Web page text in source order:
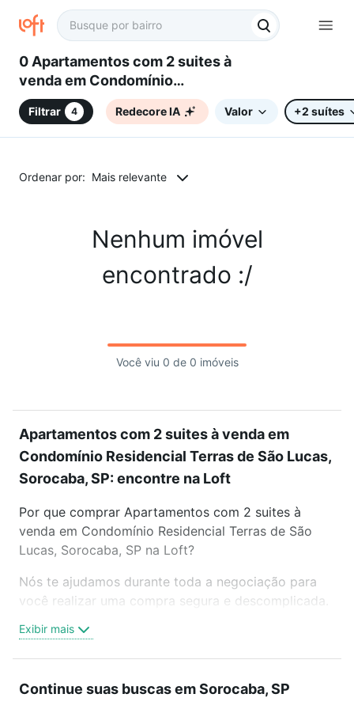
0 Apartamentos com 2 suites à
venda em Condomínio
Residencial Terras de São
Lucas, Sorocaba, SP
Filtrar 4 Redecore IA Valor +2 suítes
Ordenar por: Mais relevante
Nenhum imóvel
encontrado :/
Você viu 0 de 0 imóveis
Apartamentos com 2 suites à venda em
Condomínio Residencial Terras de São Lucas,
Sorocaba, SP: encontre na Loft
Por que comprar Apartamentos com 2 suites à
venda em Condomínio Residencial Terras de São
Lucas, Sorocaba, SP na Loft?
Nós te ajudamos durante toda a negociação para
você realizar uma compra segura e descomplicada.
trabalho e do metrô, aqui você vai encontrar a
oferta ideal de Apartamentos com 2 suites à venda
Sorocaba, SP para conquistar seu sonho. Agende
Exibir mais
Continue suas buscas em Sorocaba, SP